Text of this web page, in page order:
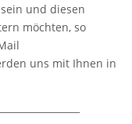
und diesen
möchten, so
uns mit Ihnen in